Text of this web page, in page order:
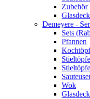
Zubehör
Demeyere -
Sets
Pfannen
Wok